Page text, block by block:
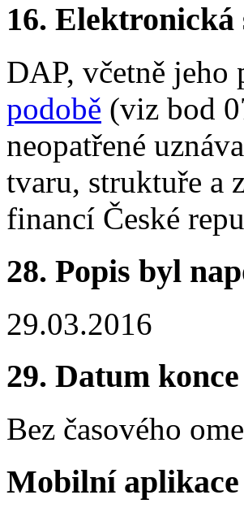
16. Elektronická
DAP, včetně
podobě (viz bod
neopatřené
tvaru, struktuře a
financí České
28. Popis byl
29.03.2016
29. Datum
Bez časového
Mobilní aplikace